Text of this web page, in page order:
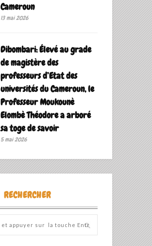
Cameroun
13 mai 2026
Dibombari: Élevé au grade
de magistère des
professeurs d’Etat des
universités du Cameroun, le
Professeur Moukounè
Elombè Théodore a arboré
sa toge de savoir ‎
5 mai 2026
RECHERCHER